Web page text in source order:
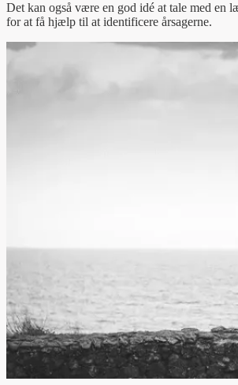
Det kan også være en god idé at tale med en
for at få hjælp til at identificere årsagerne.